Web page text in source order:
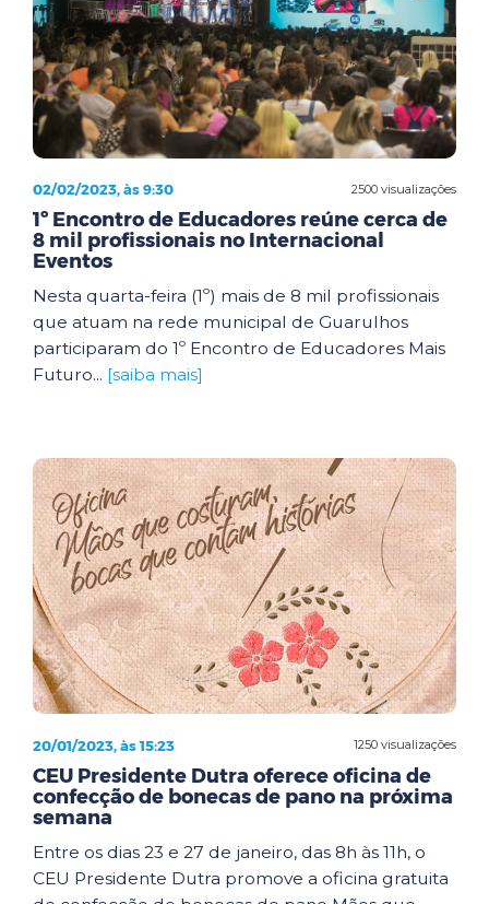
2500 visualizações
02/02/2023, às 9:30
1º Encontro de Educadores reúne cerca de
8 mil profissionais no Internacional
Eventos
Nesta quarta-feira (1º) mais de 8 mil profissionais
que atuam na rede municipal de Guarulhos
participaram do 1º Encontro de Educadores Mais
Futuro... [saiba mais]
1250 visualizações
20/01/2023, às 15:23
CEU Presidente Dutra oferece oficina de
confecção de bonecas de pano na próxima
semana
Entre os dias 23 e 27 de janeiro, das 8h às 11h, o
CEU Presidente Dutra promove a oficina gratuita